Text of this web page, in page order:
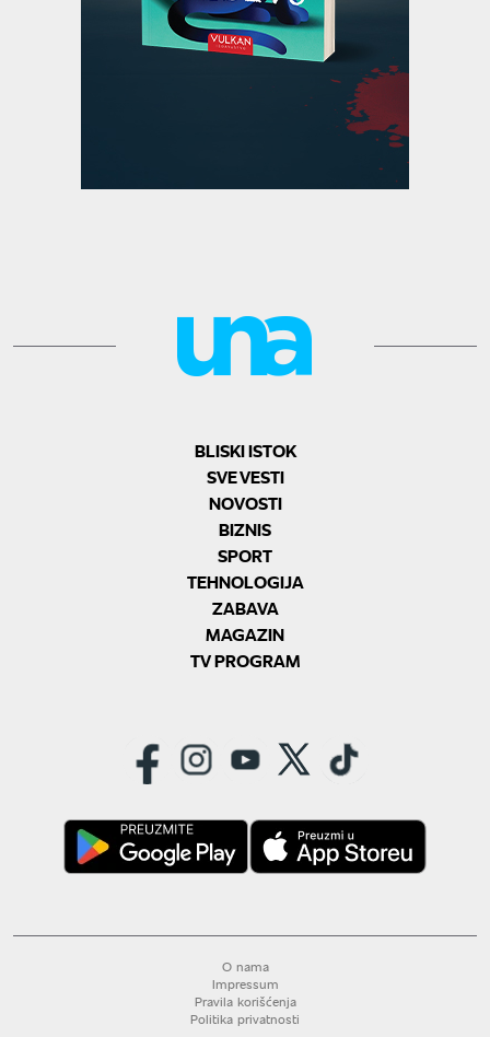
BLISKI ISTOK
SVE VESTI
NOVOSTI
BIZNIS
SPORT
TEHNOLOGIJA
ZABAVA
MAGAZIN
TV PROGRAM
O nama
Impressum
Pravila korišćenja
Politika privatnosti